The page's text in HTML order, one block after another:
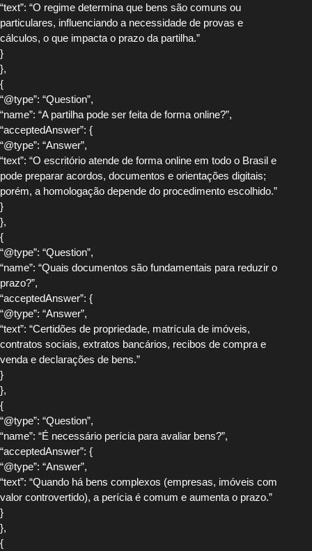
“text”: “O regime determina que bens são comuns ou
particulares, influenciando a necessidade de provas e
cálculos, o que impacta o prazo da partilha.”
}
},
{
“@type”: “Question”,
“name”: “A partilha pode ser feita de forma online?”,
“acceptedAnswer”: {
“@type”: “Answer”,
“text”: “O escritório atende de forma online em todo o Brasil e
pode preparar acordos, documentos e orientações digitais;
porém, a homologação depende do procedimento escolhido.”
}
},
{
“@type”: “Question”,
“name”: “Quais documentos são fundamentais para reduzir o
prazo?”,
“acceptedAnswer”: {
“@type”: “Answer”,
“text”: “Certidões de propriedade, matrícula de imóveis,
contratos sociais, extratos bancários, recibos de compra e
venda e declarações de bens.”
}
},
{
“@type”: “Question”,
“name”: “É necessário perícia para avaliar bens?”,
“acceptedAnswer”: {
“@type”: “Answer”,
“text”: “Quando há bens complexos (empresas, imóveis com
valor controvertido), a perícia é comum e aumenta o prazo.”
}
},
{